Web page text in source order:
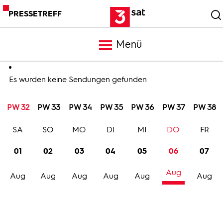
PRESSETREFF
Menü
Meldungen
Programm
Trailer
Es wurden keine Sendungen gefunden
PW 32 PW 33 PW 34 PW 35 PW 36 PW 37 PW 38
01
Aug
SA
02
Aug
SO
03
Aug
MO
04
Aug
DI
05
Aug
MI
06
Aug
DO
07
Aug
FR